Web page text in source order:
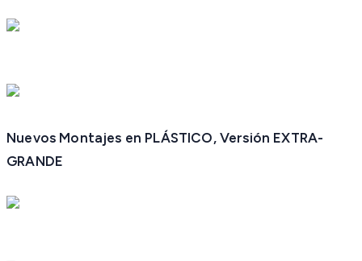
Nuevos Montajes en PLÁSTICO, Versión EXTRA-
GRANDE